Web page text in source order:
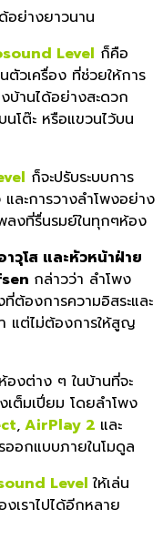
อย่างยาวนาน
Level ก็คือ
ตัวเครื่อง ที่ช่วยให้การ
บ้านได้อย่างสะดวก
นโต๊ะ หรือแขวนไว้บน
ก็จะปรับระบบการ
ละการวางลำโพงอย่าง
ลงที่รื่นรมย์ในทุกๆห้อง
วุโส และหัวหน้าฝ่าย
กล่าวว่า ลำโพง
ต้องการความอิสระและ
แต่ไม่ต้องการให้สูญ
องต่าง ๆ ในบ้านที่จะ
เต็มเปี่ยม โดยลำโพง
, AirPlay 2 และ
ออกแบบภายในโมดูล
Level ให้เล่น
เราไปได้อีกหลาย